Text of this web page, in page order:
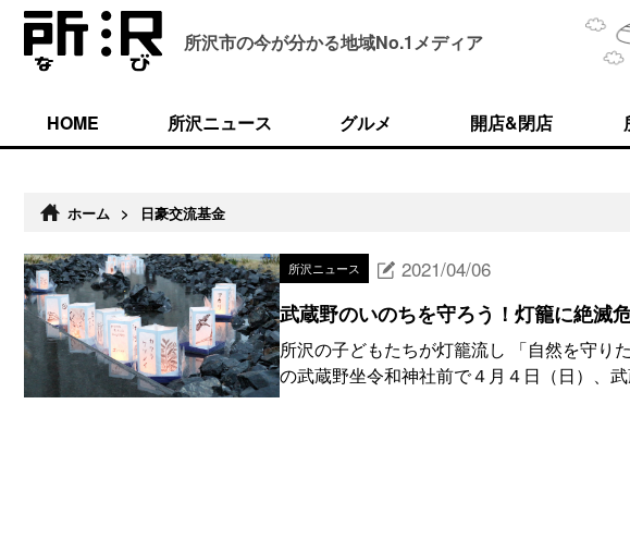
所沢市の今が分かる地域No.1メディア
HOME 所沢ニュース グルメ 開店&閉店
ホーム > 日豪交流基金
所沢ニュース 2021/04/06
武蔵野のいのちを守ろう！灯籠に絶滅
所沢の子どもたちが灯籠流し 「自然を守
の武蔵野坐令和神社前で４月４日（日）、